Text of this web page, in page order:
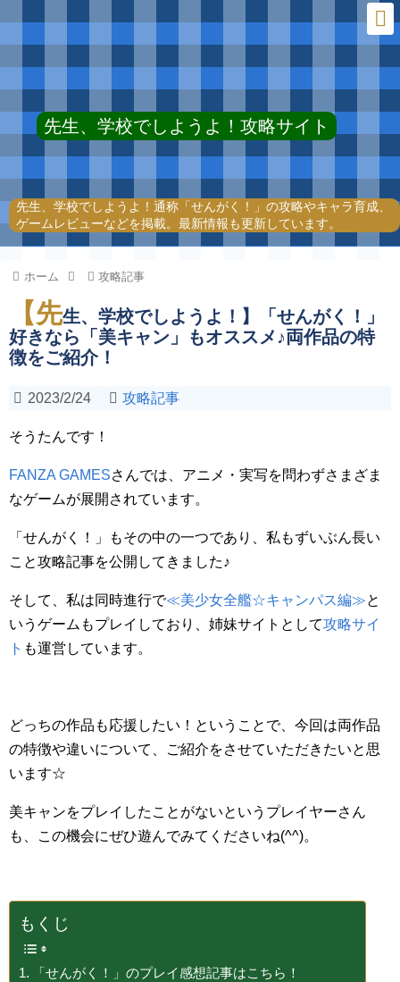
先生、学校でしようよ！攻略サイト
先生、学校でしようよ！通称「せんがく！」の攻略やキャラ育成、
ゲームレビューなどを掲載。最新情報も更新しています。
ホーム 攻略記事
【先生、学校でしようよ！】「せんがく！」
好きなら「美キャン」もオススメ♪両作品の特
徴をご紹介！
2023/2/24 攻略記事
そうたんです！
FANZA GAMESさんでは、アニメ・実写を問わずさまざま
なゲームが展開されています。
「せんがく！」もその中の一つであり、私もずいぶん長い
こと攻略記事を公開してきました♪
そして、私は同時進行で≪美少女全艦☆キャンパス編≫と
いうゲームもプレイしており、姉妹サイトとして攻略サイ
ト も運営しています。
どっちの作品も応援したい！ということで、今回は両作品
の特徴や違いについて、ご紹介をさせていただきたいと思
います☆
美キャンをプレイしたことがないというプレイヤーさん
も、この機会にぜひ遊んでみてくださいね(^^)。
もくじ
「せんがく！」のプレイ感想記事はこちら！